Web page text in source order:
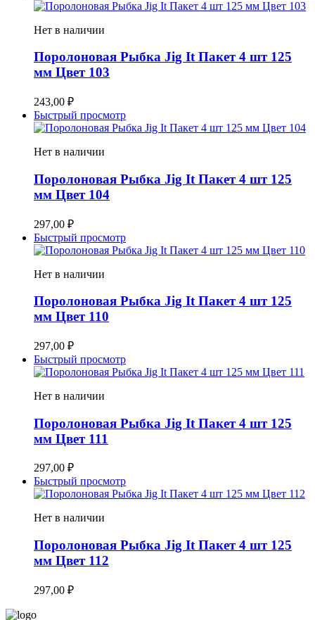
Нет в наличии
Поролоновая Рыбка Jig It Пакет 4 шт 125
мм Цвет 103
243,00 ₽
Быстрый просмотр
Нет в наличии
Поролоновая Рыбка Jig It Пакет 4 шт 125
мм Цвет 104
297,00 ₽
Быстрый просмотр
Нет в наличии
Поролоновая Рыбка Jig It Пакет 4 шт 125
мм Цвет 110
297,00 ₽
Быстрый просмотр
Нет в наличии
Поролоновая Рыбка Jig It Пакет 4 шт 125
мм Цвет 111
297,00 ₽
Быстрый просмотр
Нет в наличии
Поролоновая Рыбка Jig It Пакет 4 шт 125
мм Цвет 112
297,00 ₽